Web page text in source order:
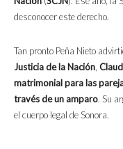
desconocer este derecho.
Tan pronto Peña Nieto
Justicia de la Nación,
matrimonial para las
través de un amparo. Su
el cuerpo legal de Sonora.